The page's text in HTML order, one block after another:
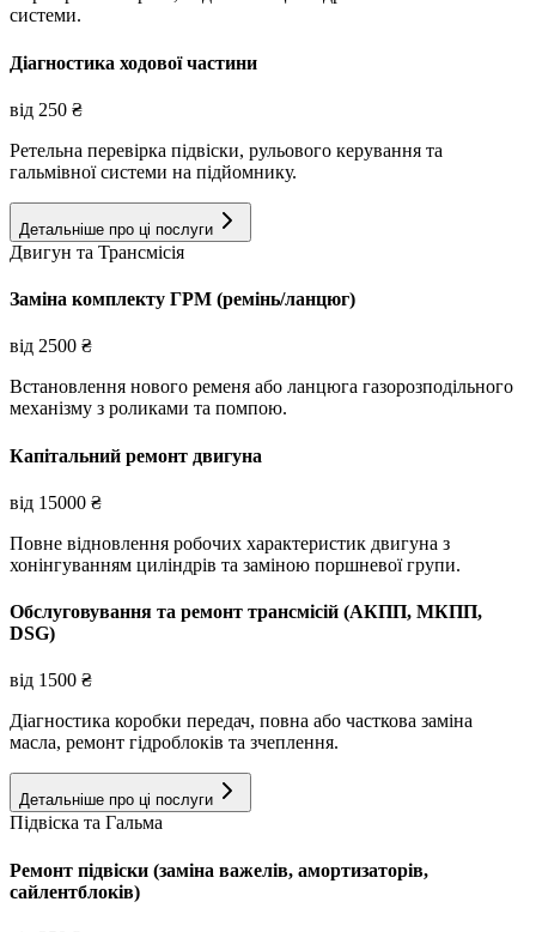
системи.
Діагностика ходової частини
від 250 ₴
Ретельна перевірка підвіски, рульового керування та
гальмівної системи на підйомнику.
Детальніше про ці послуги
Двигун та Трансмісія
Заміна комплекту ГРМ (ремінь/ланцюг)
від 2500 ₴
Встановлення нового ременя або ланцюга газорозподільного
механізму з роликами та помпою.
Капітальний ремонт двигуна
від 15000 ₴
Повне відновлення робочих характеристик двигуна з
хонінгуванням циліндрів та заміною поршневої групи.
Обслуговування та ремонт трансмісій (АКПП, МКПП,
DSG)
від 1500 ₴
Діагностика коробки передач, повна або часткова заміна
масла, ремонт гідроблоків та зчеплення.
Детальніше про ці послуги
Підвіска та Гальма
Ремонт підвіски (заміна важелів, амортизаторів,
сайлентблоків)